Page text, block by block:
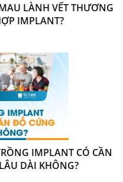
LÀNH VẾT THƯƠNG
IMPLANT?
IMPLANT CÓ CẦN
DÀI KHÔNG?